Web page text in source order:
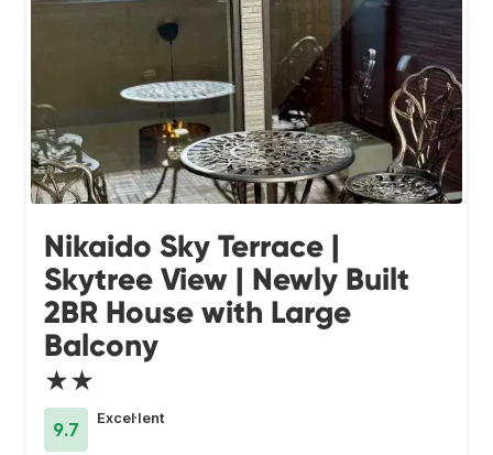
Nikaido Sky Terrace |
Skytree View | Newly Built
2BR House with Large
Balcony
★★
9.7
Excel·lent